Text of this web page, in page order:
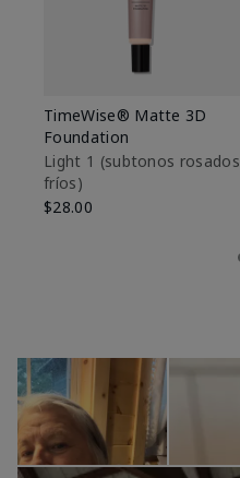
TimeWise® Matte 3D
Foundation
Light 1​ (subtonos rosados
fríos)
$28.00